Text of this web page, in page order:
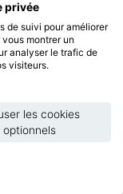
gel isolant :
sont
spécifiques,
la plage de
isolant pour vous
privée
de suivi pour améliorer
montrer un
analyser le trafic de
visiteurs.
les cookies
optionnels